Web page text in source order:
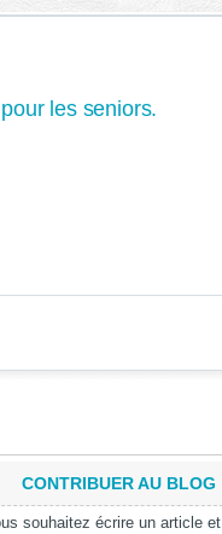
les seniors.
CONTRIBUER AU BLOG
souhaitez écrire un article et